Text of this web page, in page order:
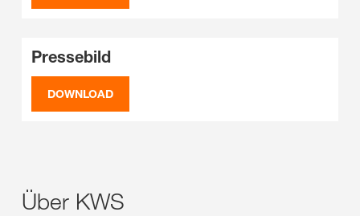
Pressebild
DOWNLOAD
Über KWS